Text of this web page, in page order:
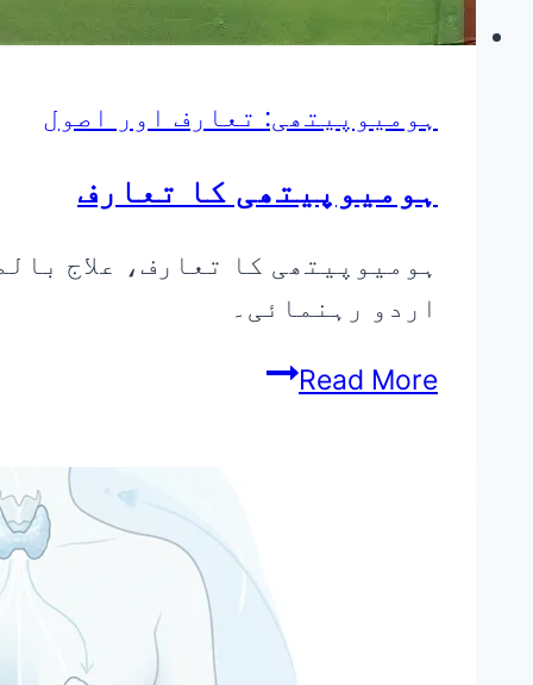
ہومیوپیتھی: تعارف اور اصول
ہومیوپیتھی کا تعارف
ہومیوپیتھی کا تعارف، علاج
اردو رہنمائی۔
Read Moreہومیوپیتھی